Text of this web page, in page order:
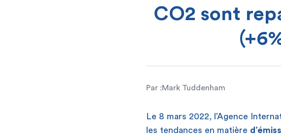
CO2 sont
Par :Mark Tuddenham
Le 8 mars 2022, l’Agence
les tendances en matière